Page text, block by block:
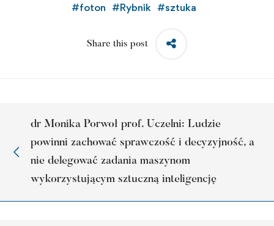
#foton #Rybnik #sztuka
Share this post
dr Monika Porwoł prof. Uczelni: Ludzie
powinni zachować sprawczość i decyzyjność, a
nie delegować zadania maszynom
wykorzystującym sztuczną inteligencję